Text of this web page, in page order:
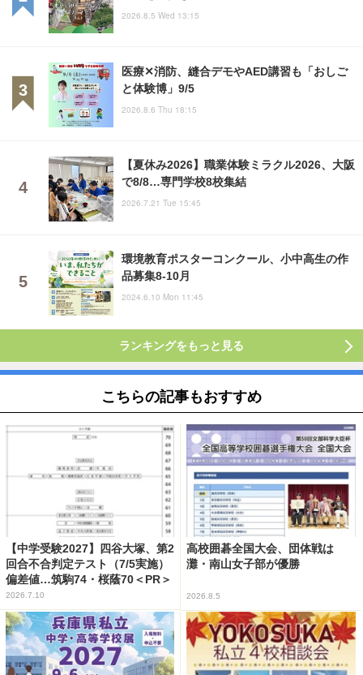
2026.8.5 Wed 13:15
医療✕消防、縫合デモやAED講習も「おしご
と体験博」9/5
2026.8.6 Thu 18:15
【夏休み2026】職業体験ミラクル2026、大阪
で8/8…専門学校8校集結
2026.7.21 Tue 15:45
環境教育ポスターコンクール、小中高生の作
品募集8-10月
2024.6.10 Mon 11:45
ランキングをもっと見る
こちらの記事もおすすめ
【中学受験2027】四谷大塚、第2
回合不合判定テスト（7/5実施）
偏差値…筑駒74・桜蔭70＜PR＞
2026.7.10
高校囲碁全国大会、団体戦は
灘・南山女子部が優勝
2026.8.5